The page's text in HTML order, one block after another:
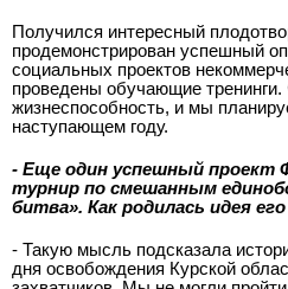
Получился интересный
продемонстрирован успешный
социальных проектов
проведены обучающие
жизнеспособность, и мы
наступающем году.
- Еще один успешный проект
турнир по смешанным
битва». Как родилась идея
- Такую мысль подсказала
дня освобождения Курской